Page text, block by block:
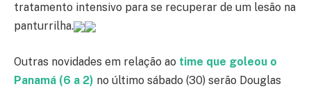
tratamento intensivo para se recuperar de um lesão na
panturrilha.
Outras novidades em relação ao time que goleou o
Panamá (6 a 2) no último sábado (30) serão Douglas